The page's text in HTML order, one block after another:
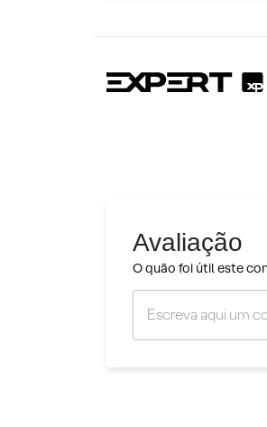
Avaliação
O quão foi útil este